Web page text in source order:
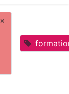
×